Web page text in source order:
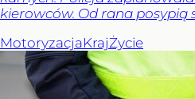
kierowców. Od rana posypią
MotoryzacjaKrajŻycie